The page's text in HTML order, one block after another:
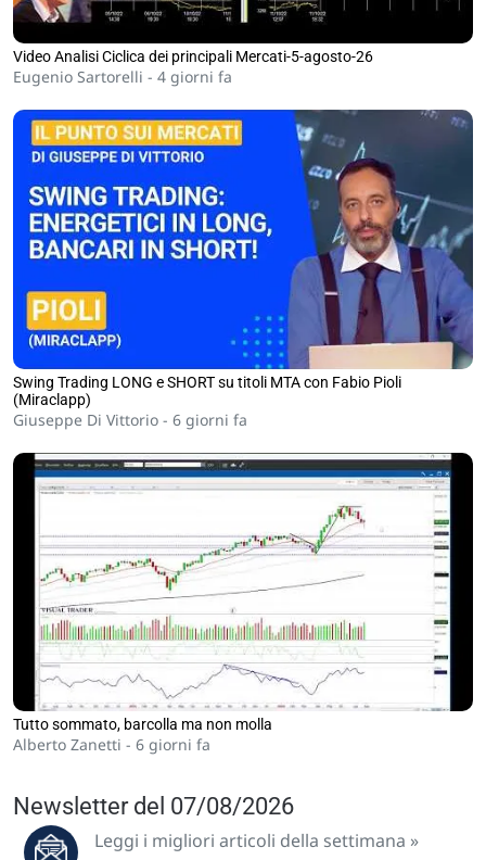
Video Analisi Ciclica dei principali Mercati-5-agosto-26
Eugenio Sartorelli - 4 giorni fa
Swing Trading LONG e SHORT su titoli MTA con Fabio Pioli
(Miraclapp)
Giuseppe Di Vittorio - 6 giorni fa
Tutto sommato, barcolla ma non molla
Alberto Zanetti - 6 giorni fa
Newsletter del 07/08/2026
Leggi i migliori articoli della settimana »